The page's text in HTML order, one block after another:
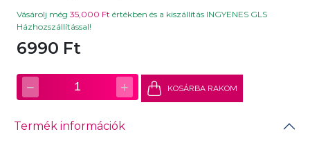
Vásárolj még 35,000 Ft értékben és a kiszállítás INGYENES GLS
Házhozszállítással!
6990 Ft
− 1 + KOSÁRBA RAKOM
Termék információk